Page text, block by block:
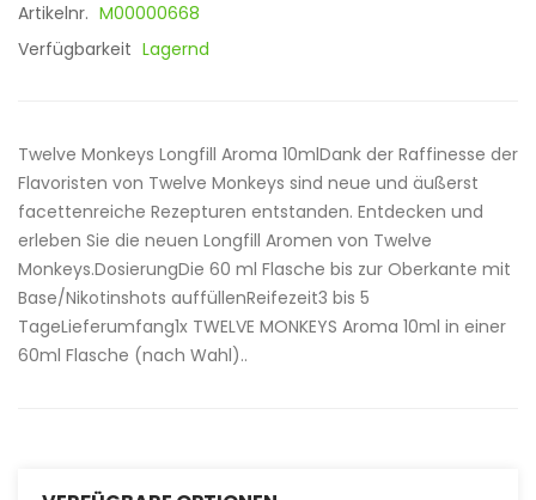
Artikelnr. M00000668
Verfügbarkeit Lagernd
Twelve Monkeys Longfill Aroma 10mlDank der Raffinesse der
Flavoristen von Twelve Monkeys sind neue und äußerst
facettenreiche Rezepturen entstanden. Entdecken und
erleben Sie die neuen Longfill Aromen von Twelve
Monkeys.DosierungDie 60 ml Flasche bis zur Oberkante mit
Base/Nikotinshots auffüllenReifezeit3 bis 5
TageLieferumfang1x TWELVE MONKEYS Aroma 10ml in einer
60ml Flasche (nach Wahl)..